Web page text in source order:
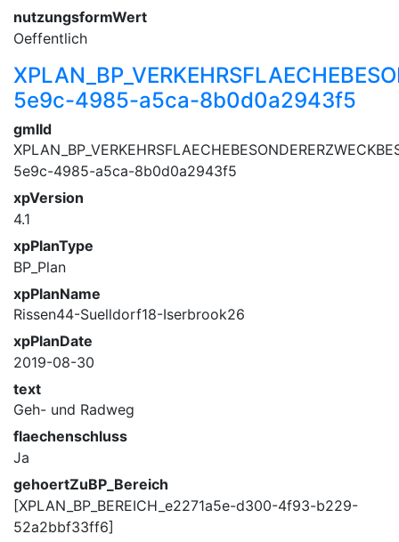
nutzungsformWert
Oeffentlich
5e9c-4985-a5ca-8b0d0a2943f5
gmlId
5e9c-4985-a5ca-8b0d0a2943f5
xpVersion
4.1
xpPlanType
BP_Plan
xpPlanName
Rissen44-Suelldorf18-Iserbrook26
xpPlanDate
2019-08-30
text
Geh- und Radweg
flaechenschluss
Ja
gehoertZuBP_Bereich
[XPLAN_BP_BEREICH_e2271a5e-d300-4f93-b229-
52a2bbf33ff6]